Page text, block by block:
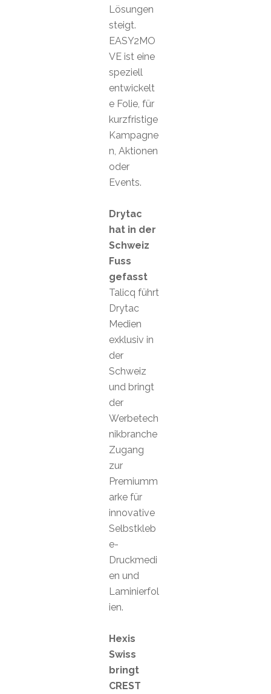
Lösungen
steigt.
EASY2MO
VE ist eine
speziell
entwickelt
e Folie, für
kurzfristige
Kampagne
n, Aktionen
oder
Events.
Drytac
hat in der
Schweiz
Fuss
gefasst
Talicq führt
Drytac
Medien
exklusiv in
der
Schweiz
und bringt
der
Werbetech
nikbranche
Zugang
zur
Premiumm
arke für
innovative
Selbstkleb
e-
Druckmedi
en und
Laminierfol
ien.
Hexis
Swiss
bringt
CREST